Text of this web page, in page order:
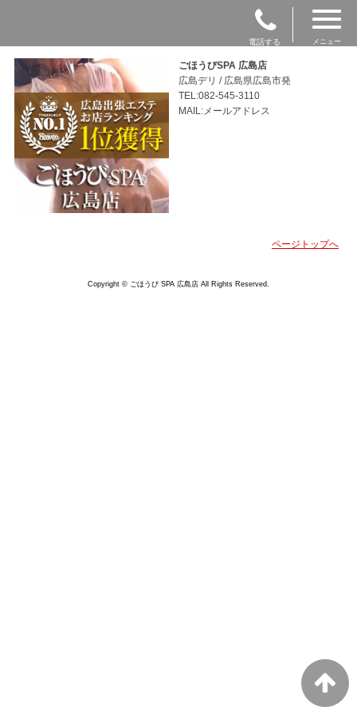
電話する メニュー
ごほうびSPA 広島店
広島デリ / 広島県広島市発
TEL:082-545-3110
MAIL:メールアドレス
ページトップへ
Copyright © ごほうび SPA 広島店 All Rights Reserved.